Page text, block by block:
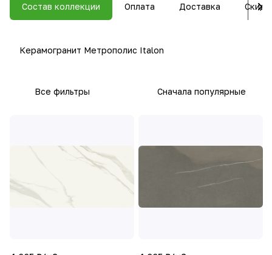
Состав коллекции Оплата Доставка
Керамогранит Метрополис Italon
Все фильтры Сначала популярные